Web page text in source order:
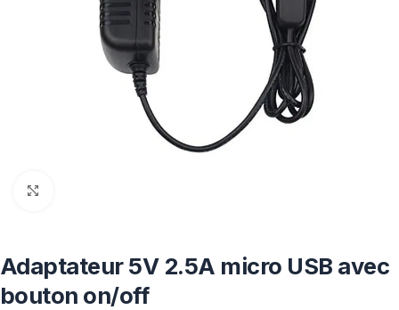
Adaptateur 5V 2.5A micro USB avec
bouton on/off